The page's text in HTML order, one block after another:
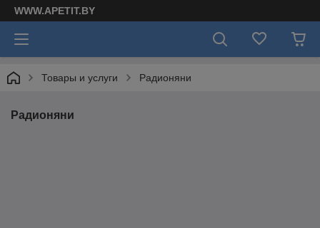
WWW.APETIT.BY
Товары и услуги Радионяни
Радионяни